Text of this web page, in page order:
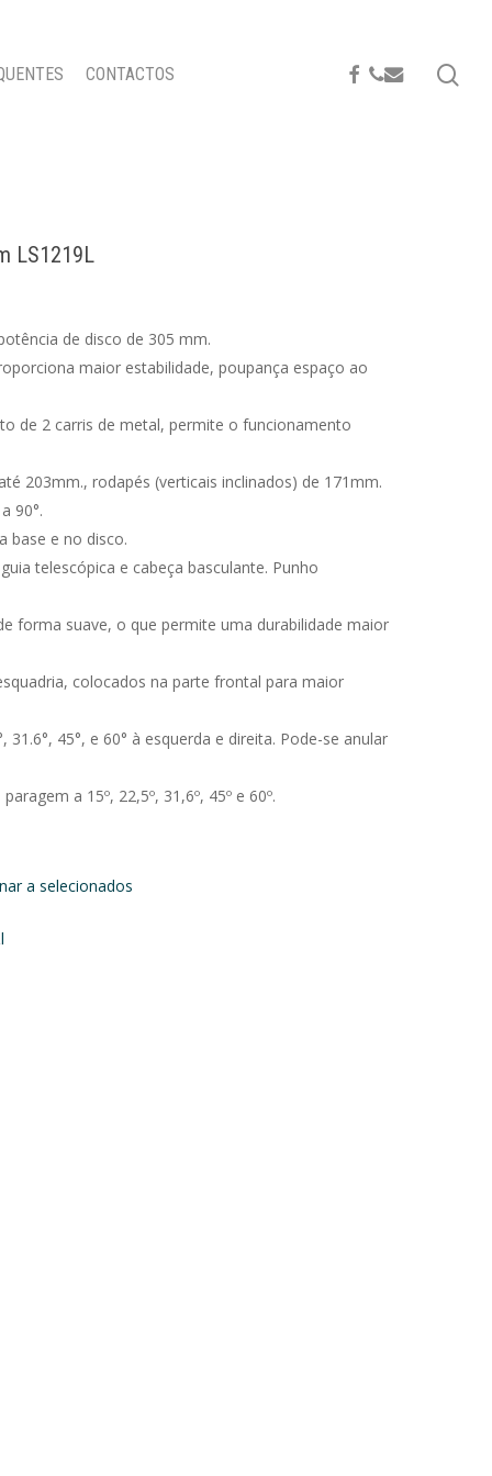
CONTACTOS FACEBOOK
PHONE
EMAIL
LS1219L
de disco de 305 mm.
maior estabilidade, poupança espaço ao
de 2 carris de metal, permite o funcionamento
203mm., rodapés (verticais inclinados) de 171mm.
90°.
base e no disco.
telescópica e cabeça basculante. Punho
forma suave, o que permite uma durabilidade maior
colocados na parte frontal para maior
31.6°, 45°, e 60° à esquerda e direita. Pode-se anular
a 15º, 22,5º, 31,6º, 45º e 60º.
a selecionados